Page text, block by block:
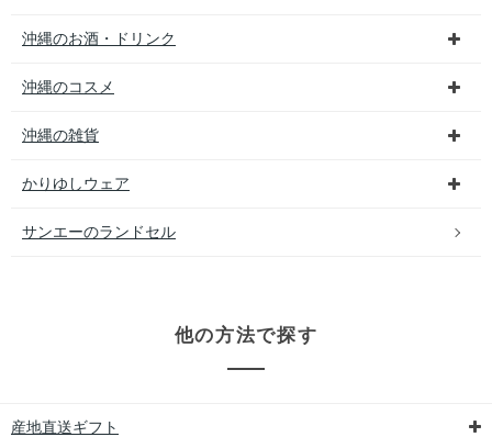
沖縄のお酒・ドリンク
沖縄のコスメ
沖縄の雑貨
かりゆしウェア
サンエーのランドセル
他の方法で探す
産地直送ギフト